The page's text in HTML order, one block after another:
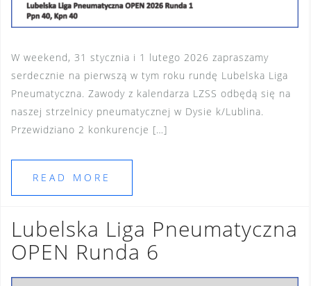
W weekend, 31 stycznia i 1 lutego 2026 zapraszamy
serdecznie na pierwszą w tym roku rundę Lubelska Liga
Pneumatyczna. Zawody z kalendarza LZSS odbędą się na
naszej strzelnicy pneumatycznej w Dysie k/Lublina.
Przewidziano 2 konkurencje […]
READ MORE
Lubelska Liga Pneumatyczna
OPEN Runda 6